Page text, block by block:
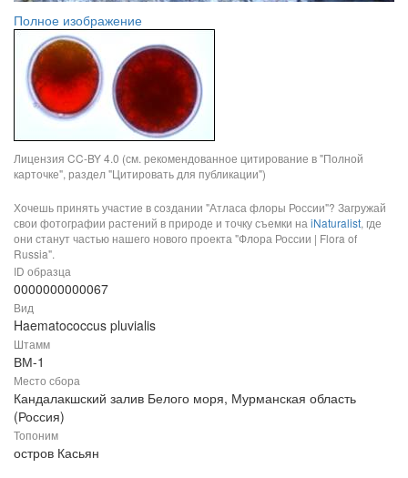
Полное изображение
Лицензия CC-BY 4.0 (см. рекомендованное цитирование в "Полной
карточке", раздел "Цитировать для публикации")
Хочешь принять участие в создании "Атласа флоры России"? Загружай
свои фотографии растений в природе и точку съемки на iNaturalist, где
они станут частью нашего нового проекта "Флора России | Flora of
Russia".
ID образца
0000000000067
Вид
Haematococcus pluvialis
Штамм
ВМ-1
Место сбора
Кандалакшский залив Белого моря, Мурманская область
(Россия)
Топоним
остров Касьян